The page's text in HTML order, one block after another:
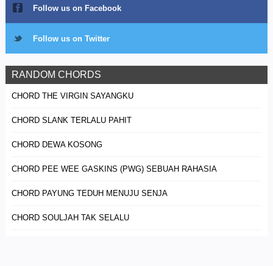
Follow us on Facebook
Follow us on Twitter
RANDOM CHORDS
CHORD THE VIRGIN SAYANGKU
CHORD SLANK TERLALU PAHIT
CHORD DEWA KOSONG
CHORD PEE WEE GASKINS (PWG) SEBUAH RAHASIA
CHORD PAYUNG TEDUH MENUJU SENJA
CHORD SOULJAH TAK SELALU